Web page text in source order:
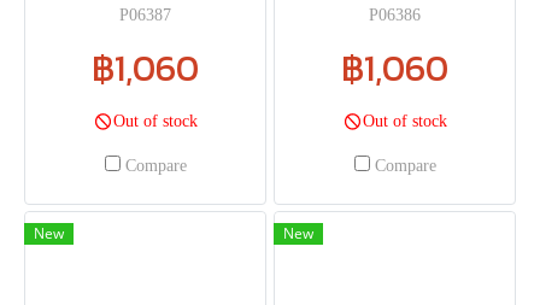
P06387
฿1,060
Out of stock
Compare
P06386
฿1,060
Out of stock
Compare
New New